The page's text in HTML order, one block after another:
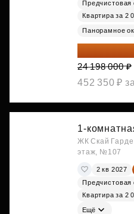
Предчистовая
Квартира за 2
Панорамное
20 084 340
24 198 000 ₽
452 350 ₽
1-
ЖК Скай
этаж, №107
2 кв 2027
Предчистовая
Квартира за 2
Ещё